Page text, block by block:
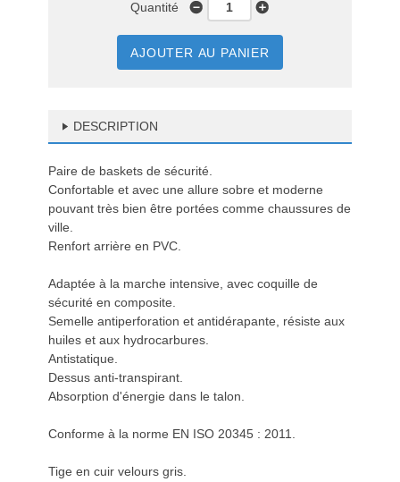
Quantité
AJOUTER AU PANIER
DESCRIPTION
Paire de baskets de sécurité.
Confortable et avec une allure sobre et moderne
pouvant très bien être portées comme chaussures de
ville.
Renfort arrière en PVC.
Adaptée à la marche intensive, avec coquille de
sécurité en composite.
Semelle antiperforation et antidérapante, résiste aux
huiles et aux hydrocarbures.
Antistatique.
Dessus anti-transpirant.
Absorption d'énergie dans le talon.
Conforme à la norme EN ISO 20345 : 2011.
Tige en cuir velours gris.